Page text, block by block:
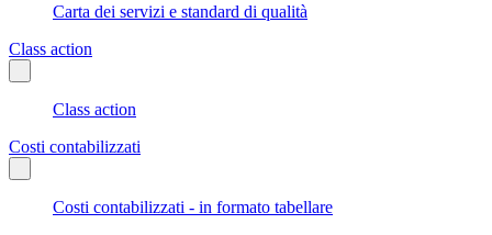
Carta dei servizi e standard di qualità
Class action
Class action
Costi contabilizzati
Costi contabilizzati - in formato tabellare